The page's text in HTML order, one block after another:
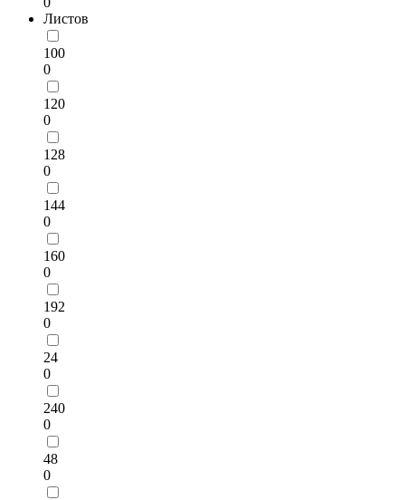
Листов
100
0
120
0
128
0
144
0
160
0
192
0
24
0
240
0
48
0